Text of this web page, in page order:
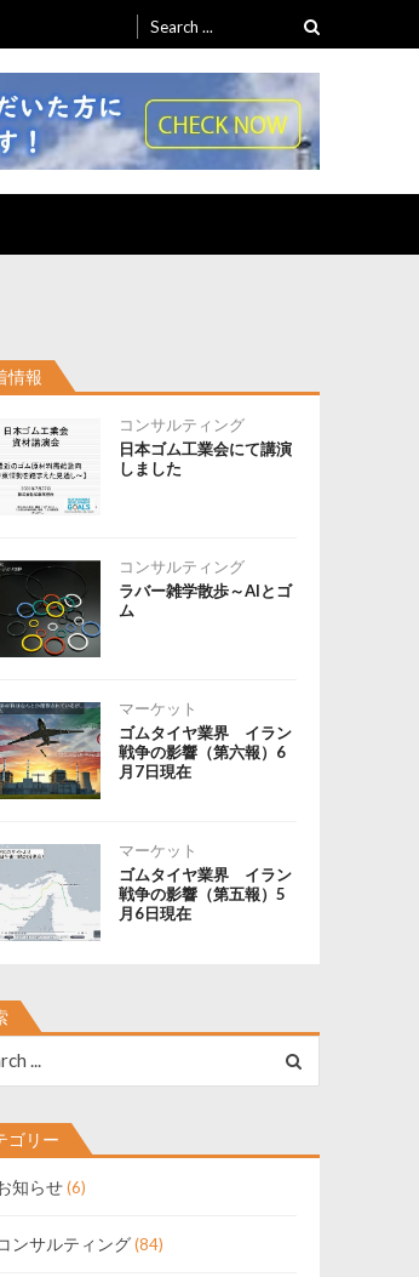
for:
情報
コンサルティング
日本ゴム工業会にて講演
しました
コンサルティング
ラバー雑学散歩～AIとゴ
ム
マーケット
ゴムタイヤ業界 イラン
戦争の影響（第六報）6
月7日現在
マーケット
ゴムタイヤ業界 イラン
戦争の影響（第五報）5
月6日現在
ゴリー
知らせ(6)
ンサルティング(84)